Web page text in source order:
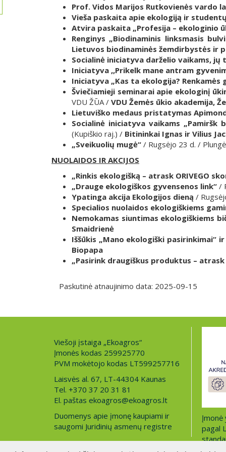
Prof. Vidos Marijos Rutkovienės vardo
Vieša paskaita apie ekologiją ir
Atvira paskaita „Profesija –
Renginys „Biodinaminis linksmasis
Lietuvos biodinaminės žemdirbystės ir
Socialinė iniciatyva darželio vaikams,
Iniciatyva ,,Prikelk mane antram
Iniciatyva „Kas ta ekologija?
Šviečiamieji seminarai apie ekologinį
VDU ŽŪA / VDU Žemės ūkio akademija,
Lietuviško medaus pristatymas
Socialinė iniciatyva vaikams „Pamiršk
(Kupiškio raj.) / Bitininkai Ignas ir Vilius
„Sveikuolių mugė“ / Rugsėjo 23 d. /
NUOLAIDOS IR AKCIJOS
„Rinkis ekologišką – atrask ORIVEGO
„Drauge ekologiškos gyvensenos link“ /
Ypatinga akcija Ekologijos dieną /
Specialios nuolaidos ekologiškiems
Nemokamas siuntimas ekologiškiems
Smaidrienė
Iššūkis „Mano ekologiški pasirinkimai“
Biopapa
„Pasirink draugiškus produktus –
Paskutinė atnaujinimo data: 2025-09-15
Viešoji įstaiga „Ekoagros“
Įmonės kodas 259925770
PVM mokėtojo kodas LT599257716
Laisvės al. 67, LT-44304 Kaunas
Tel. +370 37 20 31 81
El. paštas ekoagros@ekoagros.lt
Duomenys apie įmonę kaupiami ir
saugomi Juridinių asmenų registre
pagal